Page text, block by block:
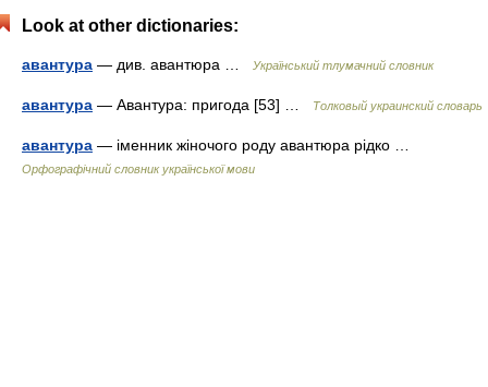
Look at other dictionaries:
авантура — див. авантюра … Український тлумачний словник
авантура — Авантура: пригода [53] … Толковый украинский словарь
авантура — іменник жіночого роду авантюра рідко …
Орфографічний словник української мови